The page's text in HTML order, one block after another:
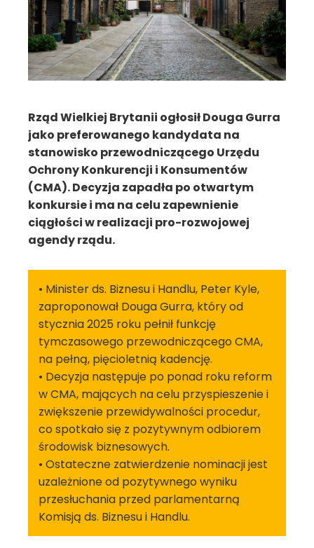
Rząd Wielkiej Brytanii ogłosił Douga Gurra
jako preferowanego kandydata na
stanowisko przewodniczącego Urzędu
Ochrony Konkurencji i Konsumentów
(CMA). Decyzja zapadła po otwartym
konkursie i ma na celu zapewnienie
ciągłości w realizacji pro-rozwojowej
agendy rządu.
• Minister ds. Biznesu i Handlu, Peter Kyle,
zaproponował Douga Gurra, który od
stycznia 2025 roku pełnił funkcję
tymczasowego przewodniczącego CMA,
na pełną, pięcioletnią kadencję.
• Decyzja następuje po ponad roku reform
w CMA, mających na celu przyspieszenie i
zwiększenie przewidywalności procedur,
co spotkało się z pozytywnym odbiorem
środowisk biznesowych.
• Ostateczne zatwierdzenie nominacji jest
uzależnione od pozytywnego wyniku
przesłuchania przed parlamentarną
Komisją ds. Biznesu i Handlu.